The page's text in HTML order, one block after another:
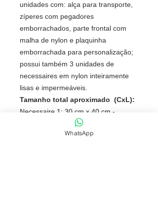
unidades com: alça para transporte,
zíperes com pegadores
emborrachados, parte frontal com
malha de nylon e plaquinha
emborrachada para personalização;
possui também 3 unidades de
necessaires em nylon inteiramente
lisas e impermeáveis.
Tamanho total aproximado (CxL):
Necessaire 1: 30 cm x 40 cm -
Necessaire 2: 26 cm x 30,5 cm -
Necessaire 3: 19 cm x 30 cm -
WhatsApp